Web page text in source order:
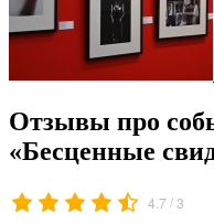
Отзывы про
«Бесценные
4.7 /3